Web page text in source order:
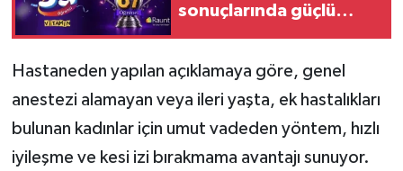
sonuçlarında güçlü
Hastaneden yapılan açıklamaya göre, genel
anestezi alamayan veya ileri yaşta, ek hastalıkları
bulunan kadınlar için umut vadeden yöntem, hızlı
iyileşme ve kesi izi bırakmama avantajı sunuyor.